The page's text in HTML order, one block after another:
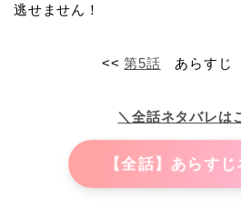
逃せません！
<<第5話 あらす
＼全話ネタバレは
【全話】あらす